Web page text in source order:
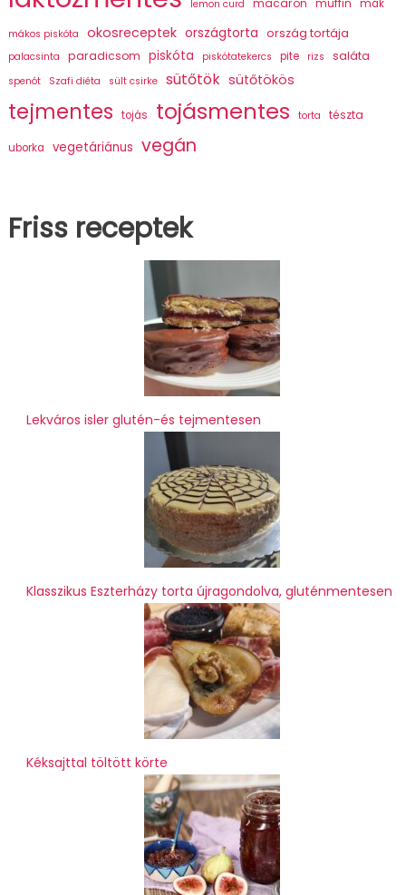
lemon curd macaron muffin mák
mákos piskóta okosreceptek országtorta ország tortája
palacsinta paradicsom piskóta piskótatekercs pite rizs saláta
spenót Szafi diéta sült csirke sütőtök sütőtökös
tejmentes tojás tojásmentes torta tészta
uborka vegetáriánus vegán
Friss receptek
Lekváros isler glutén-és tejmentesen
Klasszikus Eszterházy torta újragondolva, gluténmentesen
Kéksajttal töltött körte